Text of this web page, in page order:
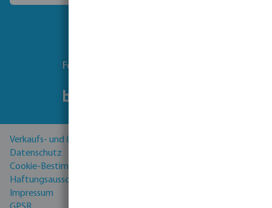
Folgen Sie uns
Verkaufs- und Lieferbedingungen
Datenschutz
Cookie-Bestimmungen
Haftungsausschluss
Impressum